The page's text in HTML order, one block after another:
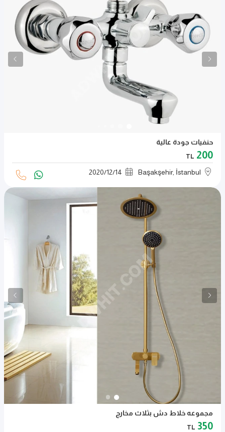
حنفيات جودة عالية
200
TL
Başakşehir, İstanbul
2020/12/14
مجموعه خلاط دش بثلاث مخارج
350
TL